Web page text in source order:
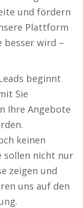
und fördern
Plattform
besser wird –
beginnt
Sie
Ihre Angebote
keinen
sollen nicht nur
zeigen und
uns auf den